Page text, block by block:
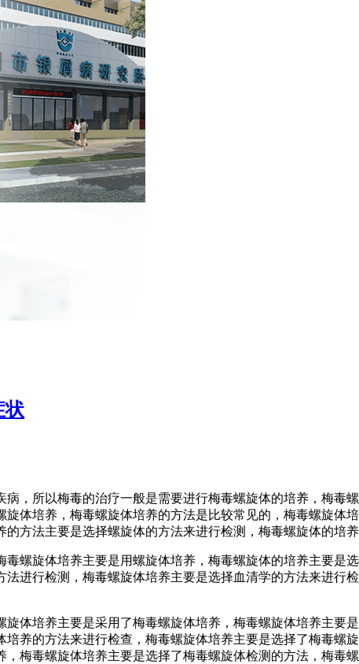
状
，所以梅毒的治疗一般是需要进行梅毒螺旋体的培养，梅毒
体培养，梅毒螺旋体培养的方法是比较常见的，梅毒螺旋体
的方法主要是选择螺旋体的方法来进行检测，梅毒螺旋体的培养
螺旋体培养主要是用螺旋体培养，梅毒螺旋体的培养主要是
进行检测，梅毒螺旋体培养主要是选择血清学的方法来进行
体培养主要是采用了梅毒螺旋体培养，梅毒螺旋体培养主要
养的方法来进行检查，梅毒螺旋体培养主要是选择了梅毒螺
梅毒螺旋体培养主要是选择了梅毒螺旋体检测的方法，梅毒